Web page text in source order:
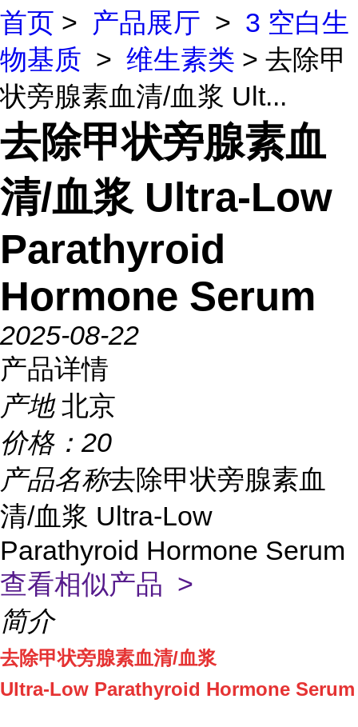
首页 > 产品展厅 > 3 空白生
物基质 > 维生素类 > 去除甲
状旁腺素血清/血浆 Ult...
去除甲状旁腺素血
清/血浆 Ultra-Low
Parathyroid
Hormone Serum
2025-08-22
产品详情
产地 北京
价格： 20
产品名称去除甲状旁腺素血
清/血浆 Ultra-Low
Parathyroid Hormone Serum
查看相似产品 >
简介
去除甲状旁腺素血清/血浆
Ultra-Low Parathyroid Hormone Serum